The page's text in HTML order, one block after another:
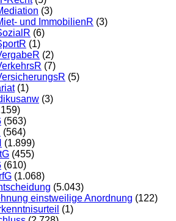
(3)
und ImmobilienR (3)
(6)
(1)
(2)
(7)
(5)
(1)
(3)
(563)
(564)
(1.899)
(455)
(610)
(1.068)
(5.043)
einstweilige Anordnung (122)
(1)